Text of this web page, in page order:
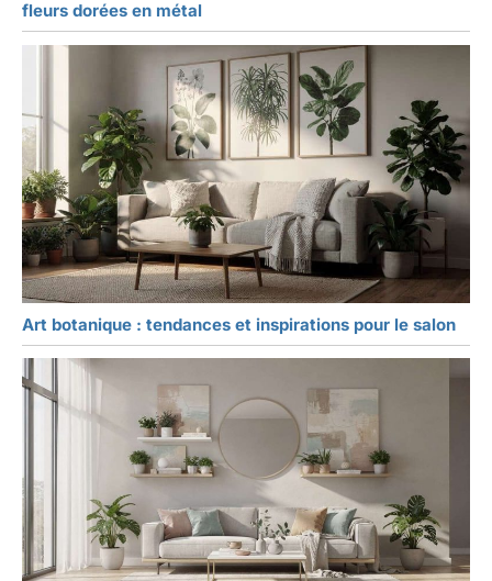
fleurs dorées en métal
Art botanique : tendances et inspirations pour le salon